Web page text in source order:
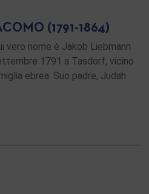
(1791-1864)
vero nome è Jakob Liebmann
1791 a Tasdorf, vicino
ebrea. Suo padre, Judah